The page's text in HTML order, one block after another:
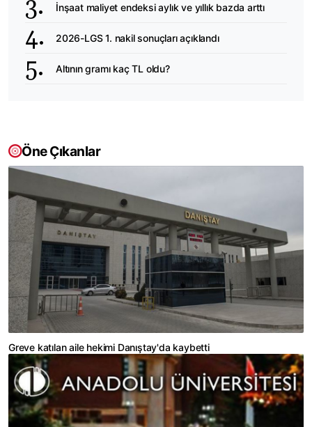
İnşaat maliyet endeksi aylık ve yıllık bazda arttı
2026-LGS 1. nakil sonuçları açıklandı
Altının gramı kaç TL oldu?
Öne Çıkanlar
Greve katılan aile hekimi Danıştay'da kaybetti